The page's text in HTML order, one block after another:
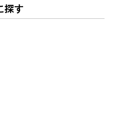
探す